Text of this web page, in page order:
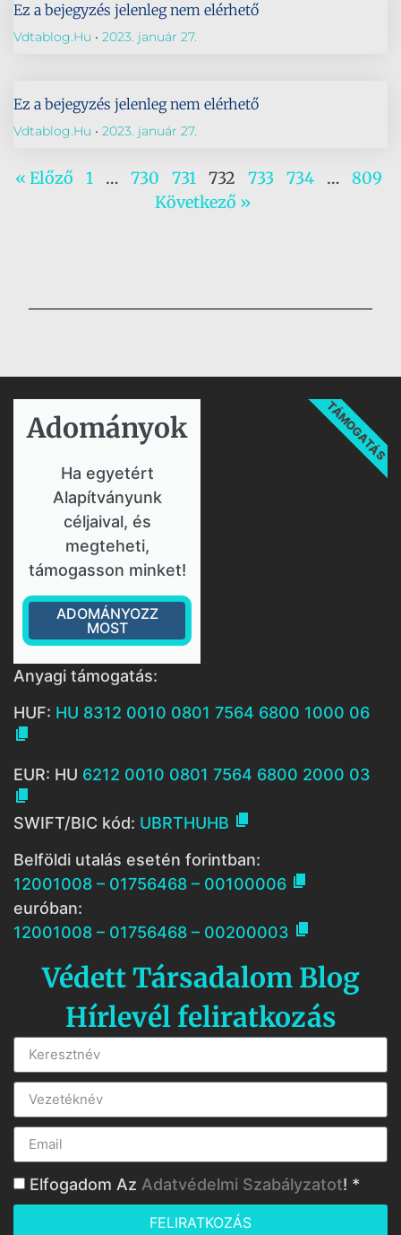
Ez a bejegyzés jelenleg nem elérhető
Vdtablog.hu 2023. január 27.
Ez a bejegyzés jelenleg nem elérhető
Vdtablog.hu 2023. január 27.
« Előző 1 … 730 731 732 733 734 …
809
Következő »
Adományok​
Ha egyetért
Alapítványunk
céljaival, és
megteheti,
támogasson minket!
ADOMÁNYOZZ
MOST
TÁMOGATÁS
Anyagi támogatás:
HUF: HU 8312 0010 0801 7564 6800 1000 06

EUR: HU 6212 0010 0801 7564 6800 2000 03

SWIFT/BIC kód: UBRTHUHB 
Belföldi utalás esetén forintban:
12001008 – 01756468 – 00100006 
euróban:
12001008 – 01756468 – 00200003 
Védett Társadalom Blog
Hírlevél feliratkozás
Elfogadom Az Adatvédelmi Szabályzatot! *
FELIRATKOZÁS